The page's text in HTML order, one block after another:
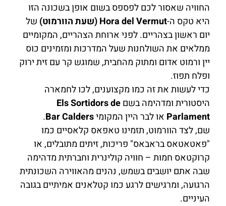
החוויה שאסור לכם לפספס בשום אופן בשכונה הזו
היא טקס ה-Hora del Vermut (שעת הוורמוט)
של
יום ראשון בצהריים. לפני ארוחת הצהריים, המקומיים
ממלאים את השולחנות שעל המדרכות ומזמינים כוס
יין ורמוט אדום ומתוק מהחבית, שמוגש קר עם זית ירוק
ופלח תפוז.
כדי לעשות את זה כמו מקצוענים, לכו לחמארה
היסטורית ומדהימה בשםEls Sortidors de
Parlament או לבר היין המקומיBar Calders
.
שם, לצד הוורמוט, תזמינו טאפאס קלאסיים כמו
"פאטאטאס בראבאס" פריכות, זיתים מתובלים, או
קרוקטאס חמות – חוויה קולינרית וחברתית מדהימה
שבה אתם יושבים בשמש, נהנים מהאווירה השכונתית
הרגועה, ומרגישים לרגע כמו קטלאנים אמיתיים בגובה
העיניים.